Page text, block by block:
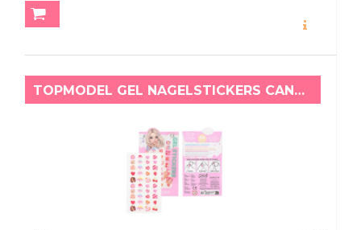
TOPMODEL GEL NAGELSTICKERS CANDY GLAM